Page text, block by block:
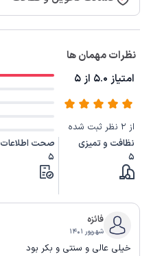
نظرات مهمان ها
امتیاز 5.0 از 5
از 2 نظر ثبت شده
نظافت و تمیزی
5
صحت اطلاعات
5
فائزه
شهریور ۱۴۰۱
خیلی عالی و سنتی و بکر بود